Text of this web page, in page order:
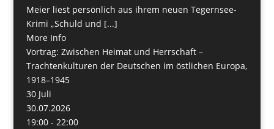
Meier liest persönlich aus ihrem neuen Tegernsee-
Krimi „Schuld und [...]
More Info
Vortrag: Zwischen Heimat und Herrschaft –
Trachtenkulturen der Deutschen im östlichen Europa,
1918–1945
30 Juli
30.07.2026
19:00 - 22:00